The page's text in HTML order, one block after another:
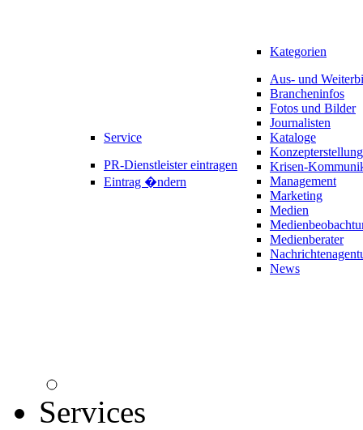
Service
PR-Dienstleister eintragen
Eintrag �ndern
Kategorien
Aus- und
Brancheninfos
Fotos und Bilder
Journalisten
Kataloge
Konzepterstellung
Krisen-
Management
Marketing
Medien
Medienberater
News
Services